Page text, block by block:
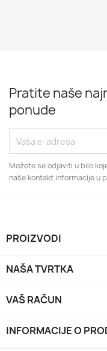
Pratite naše
ponude
Možete se odjaviti u bilo
naše kontakt informacije u
PROIZVODI
NAŠA TVRTKA
VAŠ RAČUN
INFORMACIJE O